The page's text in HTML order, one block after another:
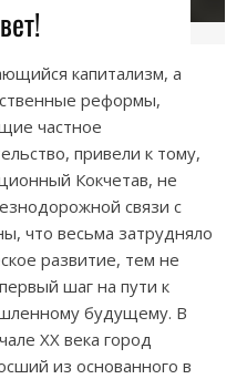
капитализм, а
реформы,
частное
привели к тому,
Кокчетав, не
связи с
что весьма затрудняло
развитие, тем не
шаг на пути к
будущему. В
ХХ века город
из основанного в